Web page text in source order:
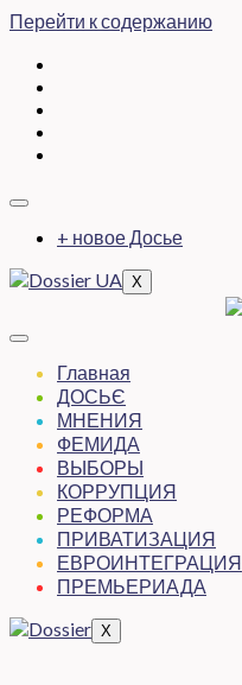
Перейти к содержанию
+ новое Досье
X
Главная
ДОСЬЄ
МНЕНИЯ
ФЕМИДА
ВЫБОРЫ
КОРРУПЦИЯ
РЕФОРМА
ПРИВАТИЗАЦИЯ
ЕВРОИНТЕГРАЦИЯ
ПРЕМЬЕРИАДА
X